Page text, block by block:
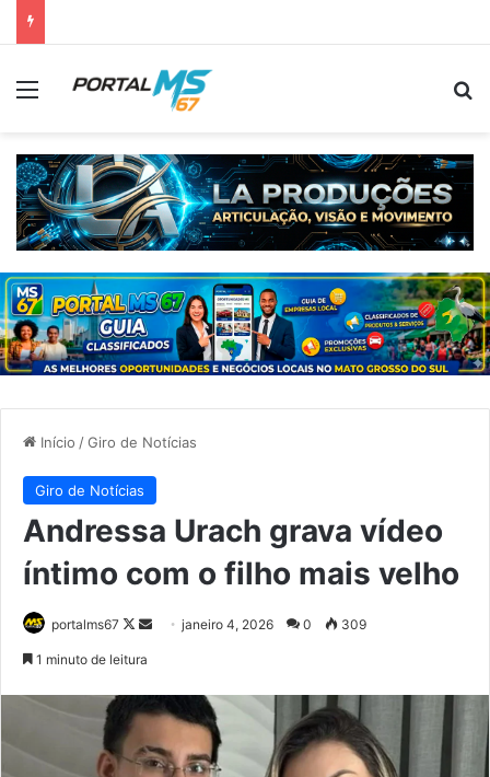
Menu
Início /Giro de Notícias
Giro de Notícias
Andressa Urach grava vídeo
íntimo com o filho mais velho
portalms67
Follow
Mande
mail
janeiro 4, 2026 0 309
1 minuto de leitura